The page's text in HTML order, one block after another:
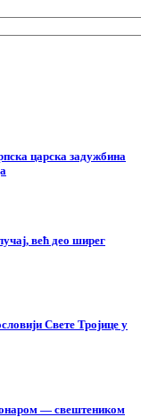
царска задужбина
већ део ширег
Свете Тројице у
— свештеником